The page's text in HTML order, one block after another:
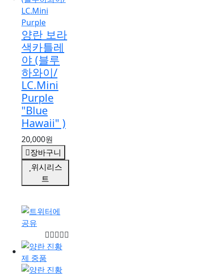
양란 보라
색카틀레
야 (블루
하와이/
LC.Mini
Purple
"Blue
Hawaii" )
20,000원
장바구니
위시리스
트